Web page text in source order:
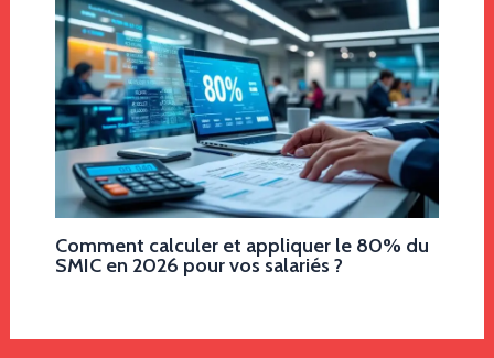
Comment calculer et appliquer le 80% du
SMIC en 2026 pour vos salariés ?